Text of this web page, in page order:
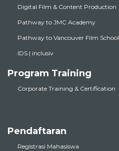
Digital Film & Content Production
Pathway to JMC Academy
Pathway to Vancouver Film School
IDS | inclusiv
Program Training
Corporate Training & Certification
Pendaftaran
Registrasi Mahasiswa